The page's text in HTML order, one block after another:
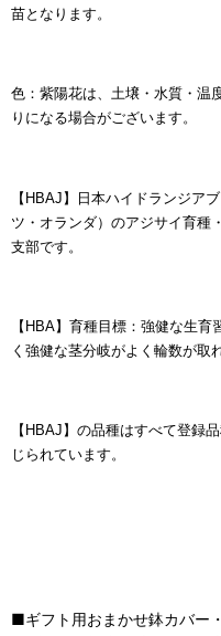
苗となります。
色：紫陽花は、土壌・水質・温
りになる場合がございます。
【HBAJ】日本ハイドランジア
ツ・オランダ）のアジサイ育種
支部です。
【HBA】育種目標：強健な生
く強健な茎分岐がよく輪数が取
【HBAJ】の品種はすべて登録
じられています。
■ギフト用おまかせ鉢カバー